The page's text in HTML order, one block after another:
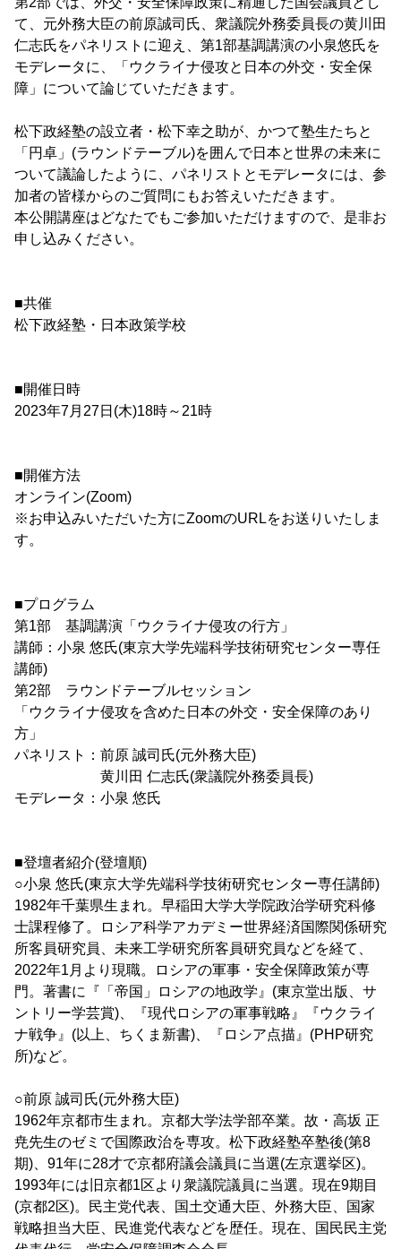
て、元外務大臣の前原誠司氏、衆議院外務委員長の黄川田
仁志氏をパネリストに迎え、第1部基調講演の小泉悠氏を
モデレータに、「ウクライナ侵攻と日本の外交・安全保
障」について論じていただきます。
松下政経塾の設立者・松下幸之助が、かつて塾生たちと
「円卓」(ラウンドテーブル)を囲んで日本と世界の未来に
ついて議論したように、パネリストとモデレータには、参
加者の皆様からのご質問にもお答えいただきます。
本公開講座はどなたでもご参加いただけますので、是非お
申し込みください。
■共催
松下政経塾・日本政策学校
■開催日時
2023年7月27日(木)18時～21時
■開催方法
オンライン(Zoom)
※お申込みいただいた方にZoomのURLをお送りいたしま
す。
■プログラム
第1部 基調講演「ウクライナ侵攻の行方」
講師：小泉 悠氏(東京大学先端科学技術研究センター専任
講師)
第2部 ラウンドテーブルセッション
「ウクライナ侵攻を含めた日本の外交・安全保障のあり
方」
パネリスト：前原 誠司氏(元外務大臣)
黄川田 仁志氏(衆議院外務委員長)
モデレータ：小泉 悠氏
■登壇者紹介(登壇順)
○小泉 悠氏(東京大学先端科学技術研究センター専任講師)
1982年千葉県生まれ。早稲田大学大学院政治学研究科修
士課程修了。ロシア科学アカデミー世界経済国際関係研究
所客員研究員、未来工学研究所客員研究員などを経て、
2022年1月より現職。ロシアの軍事・安全保障政策が専
門。著書に『「帝国」ロシアの地政学』(東京堂出版、サ
ントリー学芸賞)、『現代ロシアの軍事戦略』『ウクライ
ナ戦争』(以上、ちくま新書)、『ロシア点描』(PHP研究
所)など。
○前原 誠司氏(元外務大臣)
1962年京都市生まれ。京都大学法学部卒業。故・高坂 正
尭先生のゼミで国際政治を専攻。松下政経塾卒塾後(第8
期)、91年に28才で京都府議会議員に当選(左京選挙区)。
1993年には旧京都1区より衆議院議員に当選。現在9期目
(京都2区)。民主党代表、国土交通大臣、外務大臣、国家
戦略担当大臣、民進党代表などを歴任。現在、国民民主党